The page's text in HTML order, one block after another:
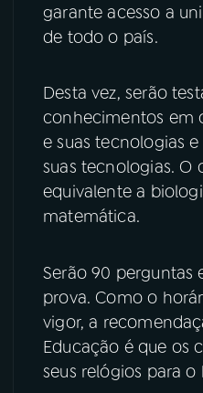
ACOMPANHE A RÁDIO
Instagram
TikTok
garante acesso a
de todo o país.
Desta vez, serão
conhecimentos em
e suas tecnologias
suas tecnologias.
equivalente a
matemática.
Serão 90 perguntas
prova. Como o
vigor, a
Educação é que os
seus relógios para o